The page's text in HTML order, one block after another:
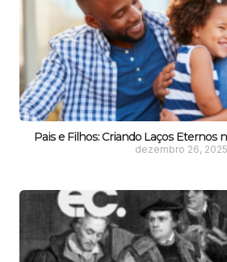
Pais e Filhos: Criando Laços Eternos
dezembro 26, 2025